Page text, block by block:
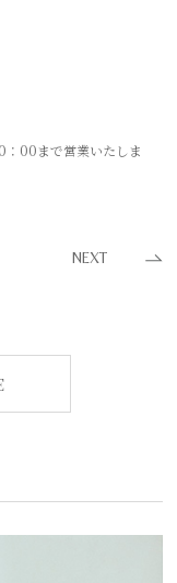
00まで営業いたしま
NEXT